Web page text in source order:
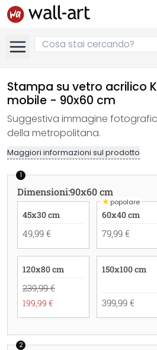
Stampa su vetro acrilico
mobile - 90x60 cm
Suggestiva immagine
della metropolitana.
Maggiori informazioni sul prodotto
1
Dimensioni:90x60 cm
45x30 cm
49,99 €
★popolare
60x40 cm
79,99 €
120x80 cm
239,99 €
199,99 €
150x100 cm
399,99 €
2